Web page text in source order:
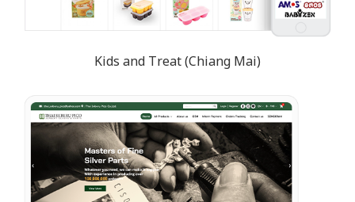
Kids and Treat (Chiang Mai)